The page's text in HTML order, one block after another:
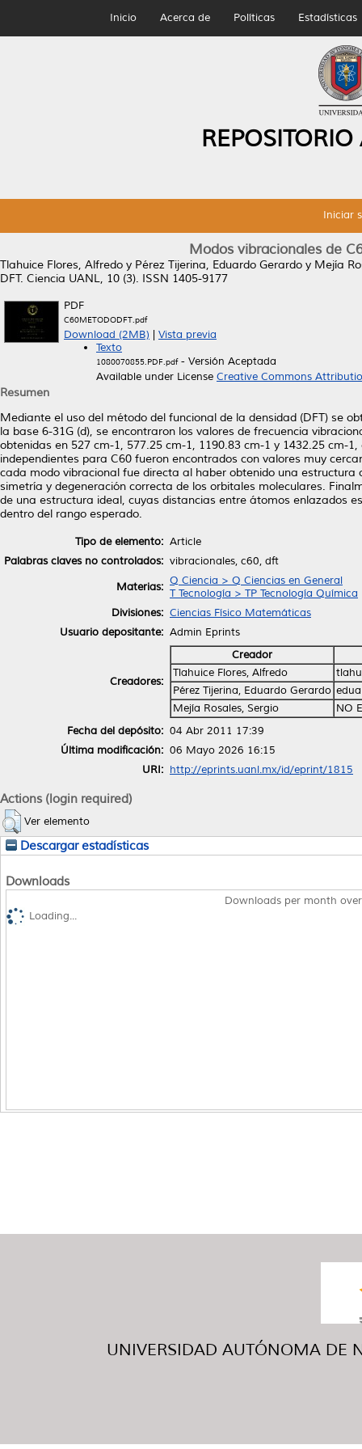
Inicio Acerca de Políticas Estadísticas
Iniciar
Modos vibracionales de
Tlahuice Flores, Alfredo y Pérez Tijerina, Eduardo Gerardo y Mejía
DFT. Ciencia UANL, 10 (3). ISSN 1405-9177
PDF
C60METODODFT.pdf
Download (2MB)
Vista previa
Texto
1080070855.PDF.pdf- Versión Aceptada
Available under License Creative Commons
Resumen
Mediante el uso del método del funcional de la densidad (DFT) se
la base 6-31G (d), se encontraron los valores de frecuencia
obtenidas en 527 cm-1, 577.25 cm-1, 1190.83 cm-1 y 1432.25 cm-
independientes para C60 fueron encontrados con valores muy
cada modo vibracional fue directa al haber obtenido una
simetría y degeneración correcta de los orbitales moleculares.
de una estructura ideal, cuyas distancias entre átomos enlazados
dentro del rango esperado.
Tipo de elemento: Article
Palabras claves no controlados: vibracionales, c60, dft
Materias: Q Ciencia > Q Ciencias en General
T Tecnología > TP Tecnología Química
Divisiones: Ciencias Físico Matemáticas
Usuario depositante: Admin Eprints
Creadores:
Creador
Tlahuice Flores, Alfredo
Pérez Tijerina, Eduardo Gerardo
Mejía Rosales, Sergio
NO
Fecha del depósito: 04 Abr 2011 17:39
Última modificación: 06 Mayo 2026 16:15
URI: http://eprints.uanl.mx/id/eprint/1815
Actions (login required)
Ver elemento
Descargar estadísticas
Downloads
Downloads per month
Loading...
UNIVERSIDAD AUTÓNOMA DE